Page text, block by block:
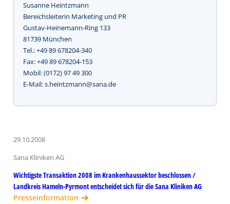
Susanne Heintzmann
Bereichsleiterin Marketing und PR
Gustav-Heinemann-Ring 133
81739 München
Tel.: +49 89 678204-340
Fax: +49 89 678204-153
Mobil: (0172) 97 49 300
E-Mail: s.heintzmann@sana.de
29.10.2008
Sana Kliniken AG
Wichtigste Transaktion 2008 im Krankenhaussektor beschlossen /
Landkreis Hameln-Pyrmont entscheidet sich für die Sana Kliniken AG
Presseinformation